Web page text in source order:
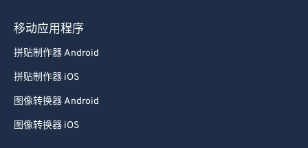
移动应用程序
拼贴制作器 Android
拼贴制作器 iOS
图像转换器 Android
图像转换器 iOS